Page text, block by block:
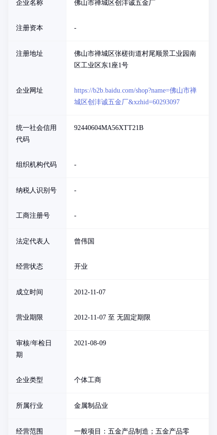
企业名称 佛山市禅城区创沣诚五金厂
注册资本 -
注册地址
佛山市禅城区张槎街道村尾顺景工业园南
区工业区东1座1号
企业网址
https://b2b.baidu.com/shop?name=佛山市禅
城区创沣诚五金厂&xzhid=60293097
统一社会信用
代码
92440604MA56XTT21B
组织机构代码 -
纳税人识别号 -
工商注册号 -
法定代表人 曾伟国
经营状态 开业
成立时间 2012-11-07
营业期限 2012-11-07 至 无固定期限
审核/年检日
期
2021-08-09
企业类型 个体工商
所属行业 金属制品业
经营范围 一般项目：五金产品制造；五金产品零